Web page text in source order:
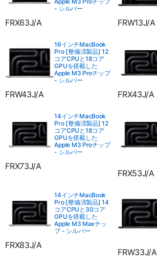
- シルバー
FRX63J/A FRW13J/A
16インチMacBook
Pro [整備済製品] 12
コアCPUと18コア
GPUを搭載した
Apple M3 Proチップ
- シルバー
FRW43J/A FRX43J/A
14インチMacBook
Pro [整備済製品] 12
コアCPUと18コア
GPUを搭載した
Apple M3 Proチップ
- シルバー
FRX73J/A
FRX53J/A
14インチMacBook
Pro [整備済製品] 14
コアCPUと30コア
GPUを搭載した
Apple M3 Maxチッ
プ - シルバー
FRX83J/A
FRW33J/A